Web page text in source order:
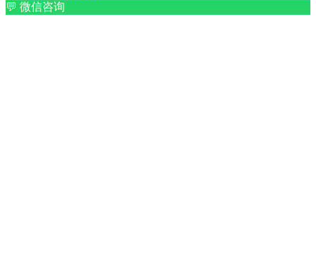
💬 微信咨询